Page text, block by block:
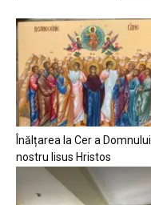
Înălțarea la Cer a Domnului
nostru Iisus Hristos